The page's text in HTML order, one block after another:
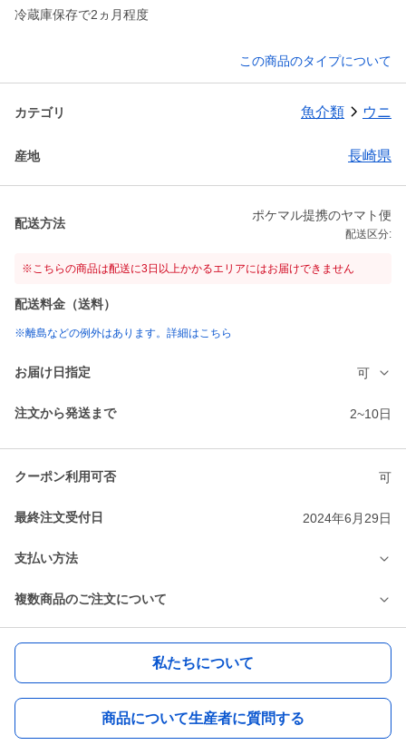
冷蔵庫保存で2ヵ月程度
この商品のタイプについて
カテゴリ 魚介類 ウニ
産地 長崎県
配送方法
ポケマル提携のヤマト便
配送区分:
※こちらの商品は配送に3日以上かかるエリアにはお届けできません
配送料金（送料）
※離島などの例外はあります。詳細はこちら
お届け日指定 可
注文から発送まで 2~10日
クーポン利用可否 可
最終注文受付日 2024年6月29日
支払い方法
複数商品のご注文について
私たちについて
商品について生産者に質問する